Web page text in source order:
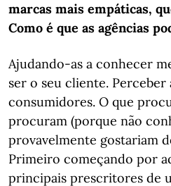
marcas mais empáticas,
Como é que as agências
Ajudando-as a conhecer
ser o seu cliente. Perceber
consumidores. O que
procuram (porque não
provavelmente gostariam
Primeiro começando por
principais prescritores de